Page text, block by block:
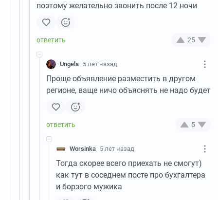
поэтому желательно звонить после 12 ночи
25
Ungela 5 лет назад
Проще объявление разместить в другом
регионе, ваще ничо объяснять не надо будет
5
Worsinka 5 лет назад
Тогда скорее всего приехать не смогут)
как тут в соседнем посте про бухгалтера
и борзого мужика